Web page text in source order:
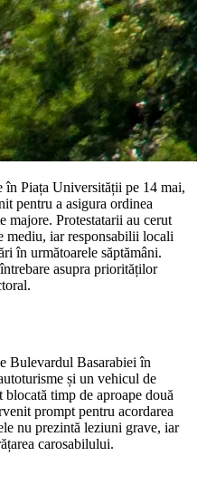
în Piața Universității pe 14 mai,
pentru a asigura ordinea
majore. Protestatarii au cerut
mediu, iar responsabilii locali
în următoarele săptămâni.
asupra priorităților
Bulevardul Basarabiei în
și un vehicul de
timp de aproape două
prompt pentru acordarea
nu prezintă leziuni grave, iar
carosabilului.